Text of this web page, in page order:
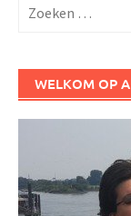
naar:
WELKOM OP